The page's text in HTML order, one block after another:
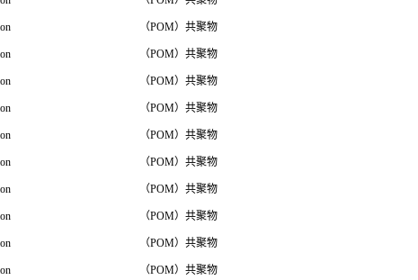
（POM）共聚物
（POM）共聚物
（POM）共聚物
（POM）共聚物
（POM）共聚物
（POM）共聚物
（POM）共聚物
（POM）共聚物
（POM）共聚物
（POM）共聚物